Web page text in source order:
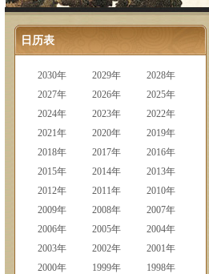
日历表
2030年 2029年
2028年
2027年
2026年
2025年
2024年
2023年
2022年
2021年
2020年
2019年
2018年
2017年
2016年
2015年
2014年
2013年
2012年
2011年
2010年
2009年
2008年
2007年
2006年
2005年
2004年
2003年
2002年
2001年
2000年
1999年
1998年